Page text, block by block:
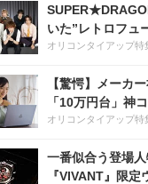
いた”レトロフュ
オリコンタイアップ特
【驚愕】メーカ
「10万円台」神
オリコンタイアップ特
一番似合う登場
『VIVANT』限定